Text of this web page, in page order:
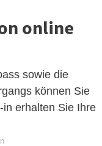
online
sowie die
können Sie
erhalten Sie Ihre